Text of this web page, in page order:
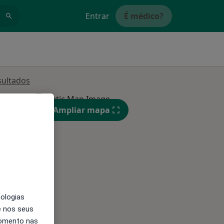
Entrar É médico?
Qua Qui,
13 Ago
Ampliar mapa
nos seus
nas